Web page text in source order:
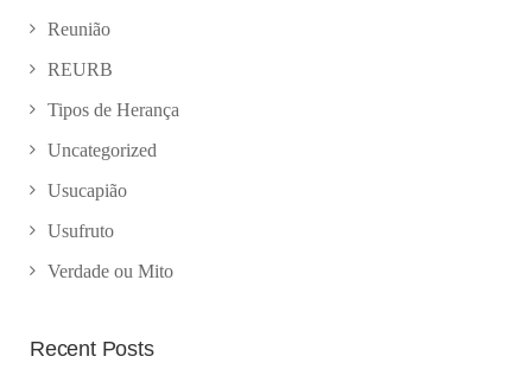
Reunião
REURB
Tipos de Herança
Uncategorized
Usucapião
Usufruto
Verdade ou Mito
Recent Posts